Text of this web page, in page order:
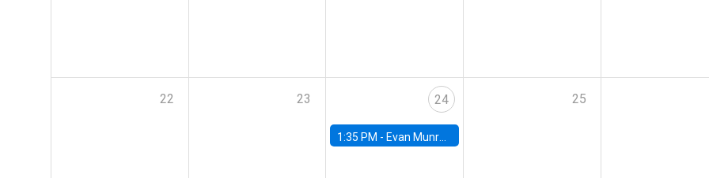
22 23 24
1:35 PM - Evan Munro, Neyman Visiting Assistant Professor in the Department of Statistics at UC Berkeley
25